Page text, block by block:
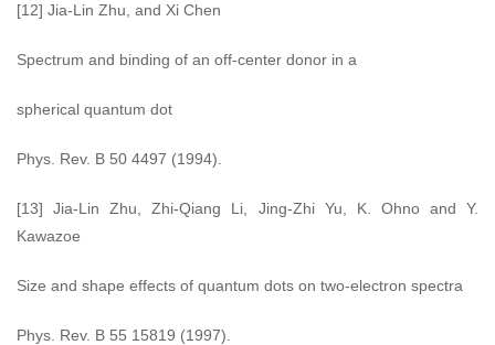
[12] Jia-Lin Zhu, and Xi Chen
Spectrum and binding of an off-center donor in a
spherical quantum dot
Phys. Rev. B 50 4497 (1994).
[13] Jia-Lin Zhu, Zhi-Qiang Li, Jing-Zhi Yu, K. Ohno and Y.
Kawazoe
Size and shape effects of quantum dots on two-electron spectra
Phys. Rev. B 55 15819 (1997).